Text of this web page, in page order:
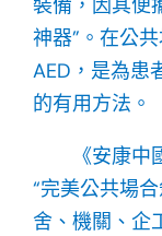
裝備，因其便
神器”。在公
AED，是為患
的有用方法。
《安康中國
“完美公共場
舍、機關、企